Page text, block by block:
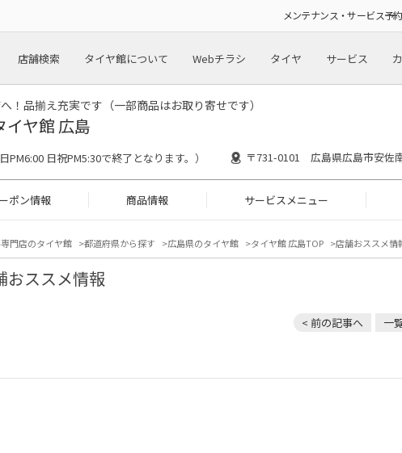
メンテナンス・サービス予約
店舗検索 タイヤ館について Webチラシ タイヤ サービス
！品揃え充実です（一部商品はお取り寄せです）
イヤ館 広島
日祝PM5:30で終了となります。） 〒731-0101 広島県広島市安佐
ポン情報 商品情報 サービスメニュー
門店のタイヤ館 都道府県から探す 広島県のタイヤ館 タイヤ館 広島TOP 店舗おススメ情
おススメ情報
< 前の記事へ 一